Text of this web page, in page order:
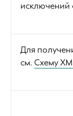
исключений
Для
см. Схему